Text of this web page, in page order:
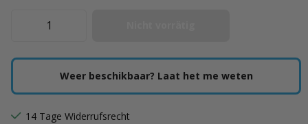
Weer beschikbaar? Laat het me weten
14 Tage Widerrufsrecht